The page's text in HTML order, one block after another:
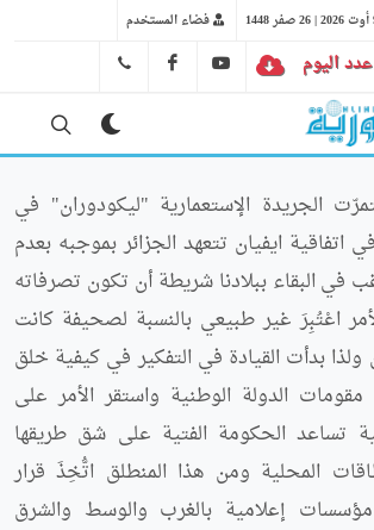
فضاء المستخدم
اليوم YT
FB
الجريدة الإستعمارية "ليكودوران" في
اتفاقية ايفيان تتعهد الجزائر بموجبه بعدم
البقاء ببلادنا شريطة أن تكون تصرفاته
اعْتُبِرَ غير طبيعي بالنسبة لصحيفة كانت
بدأت القيادة في التفكير في كيفية خلق
الدولة الوطنية واستقر الأمر على
تساعد الحكومة الفتية على شق طريقها
المحلية ومن هذا المنطلق اتُّخِذَ قرار
إعلامية بالغرب والوسط والشرق